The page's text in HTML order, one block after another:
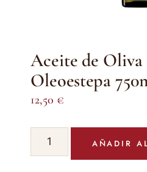
Aceite de
Oleoestepa
12,50 €
Aceite
AÑADIR